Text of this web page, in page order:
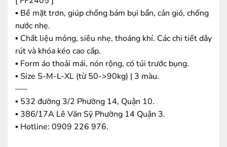
▪️ Bề mặt trơn, giúp chống bám bụi bẩn, cản gió, chống
nước nhẹ.
▪️ Chất liệu mỏng, siêu nhẹ, thoáng khí. Các chi tiết dây
rút và khóa kéo cao cấp.
▪️ Form áo thoải mái, nón rộng, có túi trước bụng.
▪️ Size S-M-L-XL (từ 50->90kg) | 3 màu.
—–
▪️ 532 đường 3/2 Phường 14, Quận 10.
▪️ 386/17A Lê Văn Sỹ Phường 14 Quận 3.
▪️ Hotline: ‭0909 226 976.